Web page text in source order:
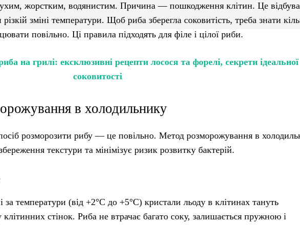
жорстким, водянистим. Причина — пошкодження клітин. Це
зміні температури. Щоб риба зберегла соковитість, треба знати
повільно. Ці правила підходять для філе і цілої риби.
на грилі: ексклюзивні рецепти лосося та форелі, секрети ідеальної
соковитості
в холодильнику
розморозити рибу — це повільно. Метод розморожування в
текстури та мінімізує ризик розвитку бактерій.
температури (від +2°C до +5°C) кристали льоду в клітинах тануть
стінок. Риба не втрачає багато соку, залишається пружною і